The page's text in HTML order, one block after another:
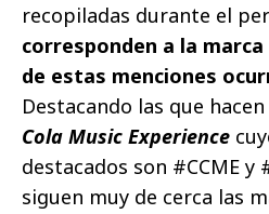
recopiladas durante el
corresponden a la marca
de estas menciones
Destacando las que
Cola Music Experience
destacados son #CCME y
siguen muy de cerca las